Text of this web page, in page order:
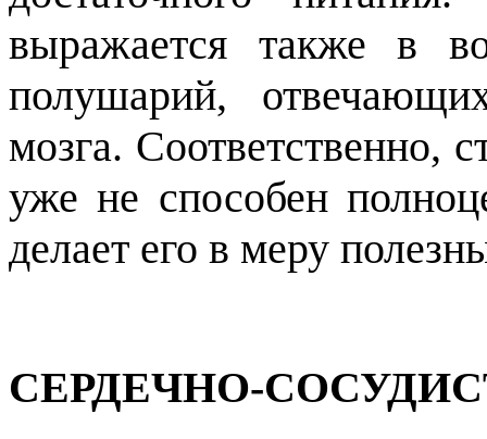
выражается также в
полушарий,
мозга. Соответственно,
уже не способен
делает его в меру
СЕРДЕЧНО-